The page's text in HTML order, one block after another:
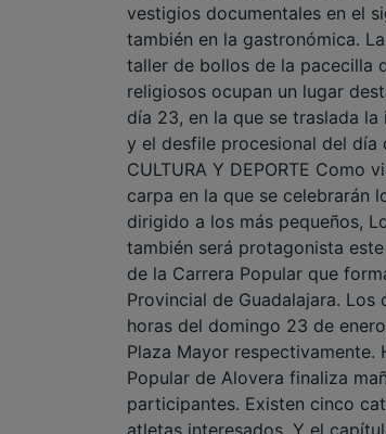
vestigios documentales en el
también en la gastronómica.
taller de bollos de la
religiosos ocupan un lugar
día 23, en la que se traslada
y el desfile procesional del día
CULTURA Y DEPORTE Como
carpa en la que se celebrarán
dirigido a los más pequeños,
también será protagonista
de la Carrera Popular que
Provincial de Guadalajara.
horas del domingo 23 de
Plaza Mayor
Popular de Alovera finaliza
participantes. Existen cinco
atletas interesados. Y el